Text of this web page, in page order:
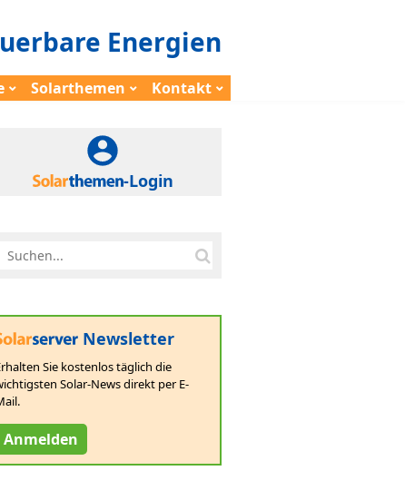
Energien
Solarthemen Kontakt
-Login
Newsletter
Sie kostenlos täglich die
Solar-News direkt per E-
Anmelden